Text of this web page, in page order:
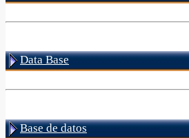
Data Base
Base de datos